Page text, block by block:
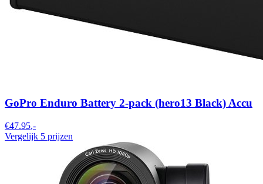
GoPro Enduro Battery 2-pack (hero13 Black) Accu
€47.95,-
Vergelijk 5 prijzen